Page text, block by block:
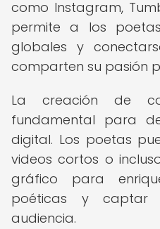
como Instagram,
permite a los
globales y
comparten su pasión
La creación de
fundamental para
digital. Los poetas
videos cortos o
gráfico para
poéticas y
audiencia.